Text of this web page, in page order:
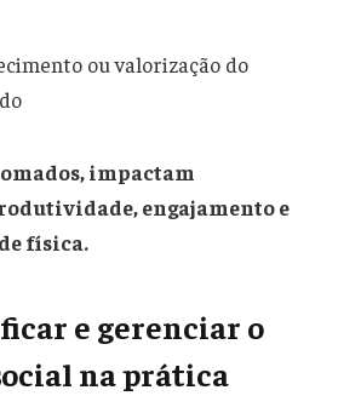
ou valorização do
impactam
engajamento e
física.
e gerenciar o
na prática